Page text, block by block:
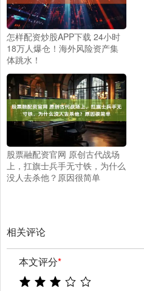
怎样配资炒股APP下载 24小时
18万人爆仓！海外风险资产集
体跳水！
股票融配资官网 原创古代战场
上，扛旗士兵手无寸铁，为什么
没人去杀他？原因很简单
相关评论
本文评分*